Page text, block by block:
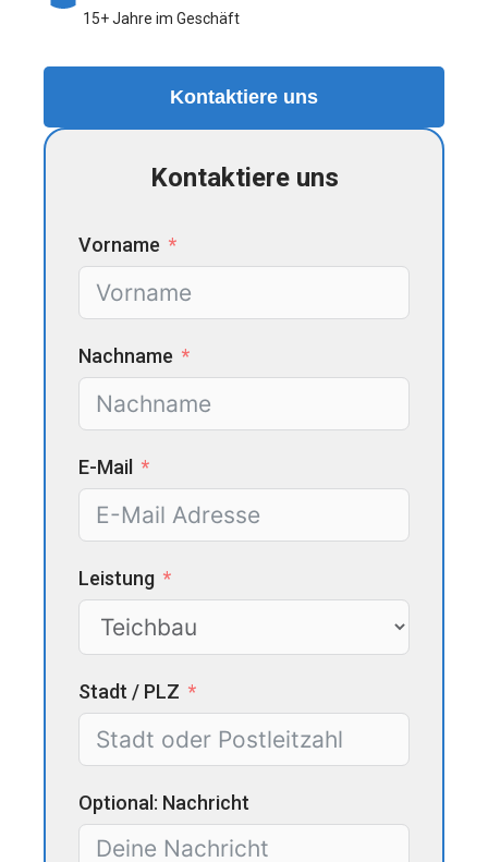
15+ Jahre im Geschäft
Kontaktiere uns
Kontaktiere uns
Vorname
Nachname
E-Mail
Leistung
Stadt / PLZ
Optional: Nachricht